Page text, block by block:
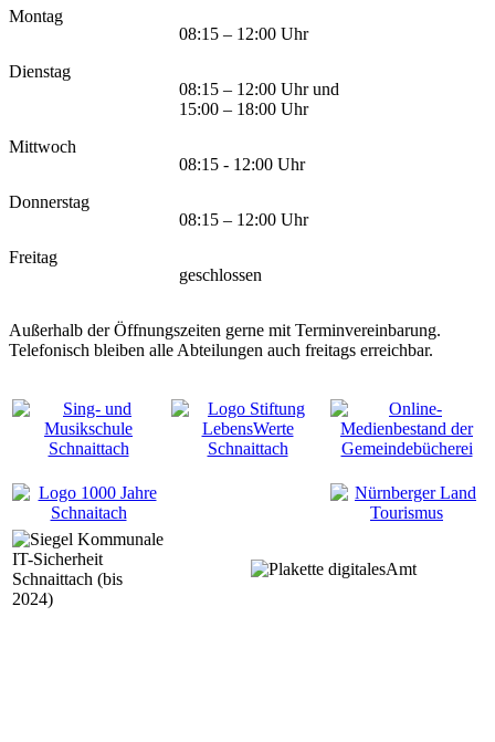
Montag
08:15 – 12:00 Uhr
Dienstag
08:15 – 12:00 Uhr und
15:00 – 18:00 Uhr
Mittwoch
08:15 - 12:00 Uhr
Donnerstag
08:15 – 12:00 Uhr
Freitag
geschlossen
Außerhalb der Öffnungszeiten gerne mit Terminvereinbarung.
Telefonisch bleiben alle Abteilungen auch freitags erreichbar.